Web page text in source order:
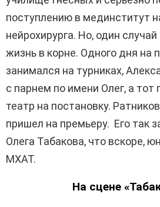
поступлению в мединститут
нейрохирурга. Но, один
жизнь в корне. Одного дня на
занимался на турниках,
с парнем по имени Олег, а тот
театр на постановку.
пришел на премьеру. Его так
Олега Табакова, что вскоре,
МХАТ.
На сцене